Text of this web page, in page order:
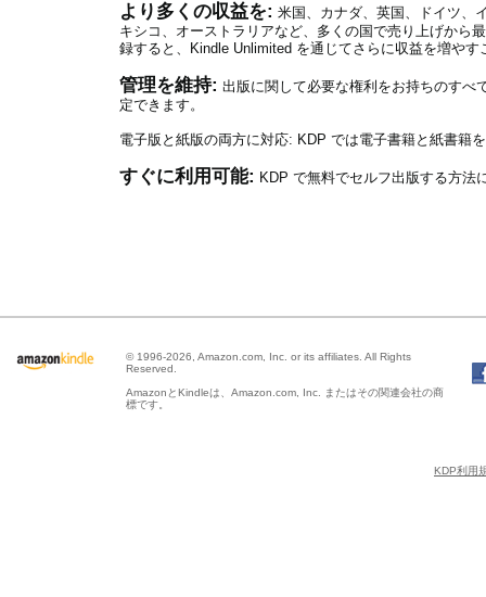
より多くの収益を: 米国、カナダ、英国、ドイツ、
キシコ、オーストラリアなど、多くの国で売り上げから
録すると、Kindle Unlimited を通じてさらに収益を増やす
管理を維持: 出版に関して必要な権利をお持ちのすべ
定できます。
電子版と紙版の両方に対応: KDP では電子書籍と紙書籍
すぐに利用可能: KDP で無料でセルフ出版する方法
© 1996-2026, Amazon.com, Inc. or its affiliates. All Rights
Reserved.
AmazonとKindleは、Amazon.com, Inc. またはその関連会社の商
標です。
KDP利用